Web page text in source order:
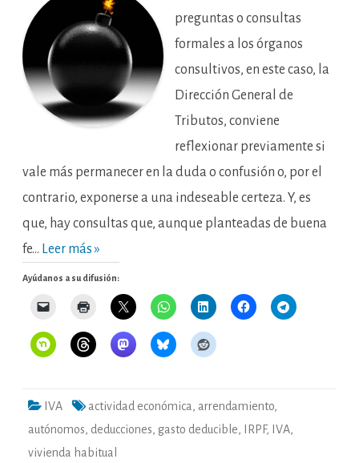
por
arrendar
vivienda
un
preguntas o consultas
formales a los órganos
consultivos, en este caso, la
Dirección General de
Tributos, conviene
reflexionar previamente si
vale más permanecer en la duda o confusión o, por el
contrario, exponerse a una indeseable certeza. Y, es
que, hay consultas que, aunque planteadas de buena
fe… Leer más »
Ayúdanos a su difusión:
IVA actividad económica , arrendamiento,
autónomos, deducciones, gasto deducible, IRPF, IVA,
vivienda habitual